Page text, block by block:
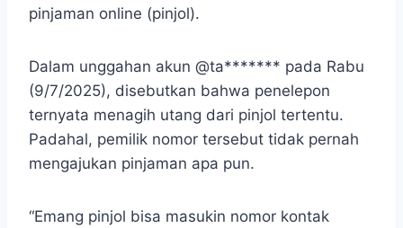
pinjaman online (pinjol).
Dalam unggahan akun @ta******* pada Rabu
(9/7/2025), disebutkan bahwa penelepon
ternyata menagih utang dari pinjol tertentu.
Padahal, pemilik nomor tersebut tidak pernah
mengajukan pinjaman apa pun.
“Emang pinjol bisa masukin nomor kontak